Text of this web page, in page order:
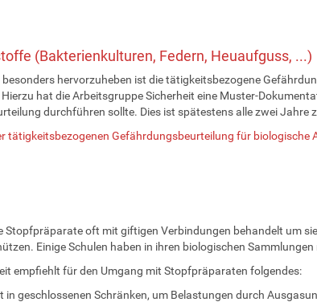
(Bakterienkulturen, Federn, Heuaufguss, ...)
hervorzuheben ist die tätigkeitsbezogene
hat die Arbeitsgruppe Sicherheit eine Muster-
durchführen sollte. Dies ist spätestens alle zwei Jahre
tätigkeitsbezogenen Gefährdungsbeurteilung für biologische
Stopfpräparate oft mit giftigen Verbindungen behandelt um
Einige Schulen haben in ihren biologischen
empfiehlt für den Umgang mit Stopfpräparaten folgendes:
geschlossenen Schränken, um Belastungen durch